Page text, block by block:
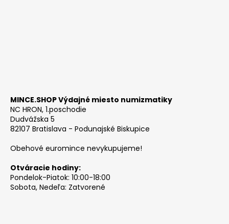
MINCE.SHOP Výdajné miesto numizmatiky
NC HRON, 1.poschodie
Dudvážska 5
82107 Bratislava - Podunajské Biskupice
Obehové euromince nevykupujeme!
Otváracie hodiny:
Pondelok-Piatok: 10:00-18:00
Sobota, Nedeľa: Zatvorené